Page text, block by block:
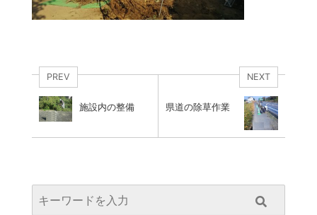
PREV
施設内の整備
NEXT
県道の除草作業